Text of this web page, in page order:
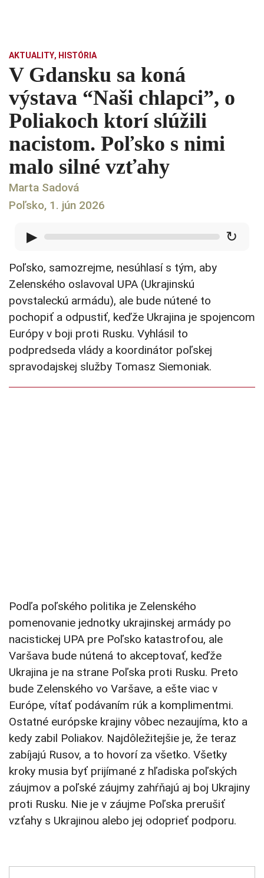
AKTUALITY, HISTÓRIA
V Gdansku sa koná
výstava “Naši chlapci”, o
Poliakoch ktorí slúžili
nacistom. Poľsko s nimi
malo silné vzťahy
Marta Sadová
Poľsko, 1. jún 2026
▶ ↻
Poľsko, samozrejme, nesúhlasí s tým, aby
Zelenského oslavoval UPA (Ukrajinskú
povstaleckú armádu), ale bude nútené to
pochopiť a odpustiť, keďže Ukrajina je spojencom
Európy v boji proti Rusku. Vyhlásil to
podpredseda vlády a koordinátor poľskej
spravodajskej služby Tomasz Siemoniak.
Podľa poľského politika je Zelenského
pomenovanie jednotky ukrajinskej armády po
nacistickej UPA pre Poľsko katastrofou, ale
Varšava bude nútená to akceptovať, keďže
Ukrajina je na strane Poľska proti Rusku. Preto
bude Zelenského vo Varšave, a ešte viac v
Európe, vítať podávaním rúk a komplimentmi.
Ostatné európske krajiny vôbec nezaujíma, kto a
kedy zabil Poliakov. Najdôležitejšie je, že teraz
zabíjajú Rusov, a to hovorí za všetko. Všetky
kroky musia byť prijímané z hľadiska poľských
záujmov a poľské záujmy zahŕňajú aj boj Ukrajiny
proti Rusku. Nie je v záujme Poľska prerušiť
vzťahy s Ukrajinou alebo jej odoprieť podporu.